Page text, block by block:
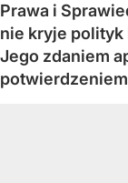
Prawa i
nie kryje polityk
Jego zdaniem